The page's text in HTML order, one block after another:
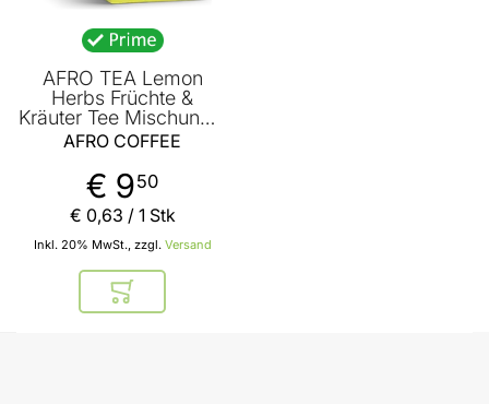
AFRO TEA Lemon
Herbs Früchte &
Kräuter Tee Mischung -
Premium Tee 15 Stück
Teebeutel mit Minze
von AFRO COFFEE
AFRO COFFEE
€ 950
Inkl. 20% MwSt., zzgl. Versand
€ 0,63 / 1 Stk
In den Warenkorb